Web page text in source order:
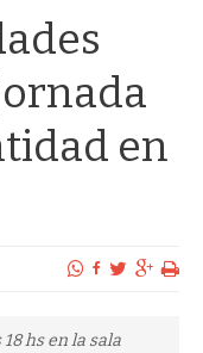
en
hs en la sala